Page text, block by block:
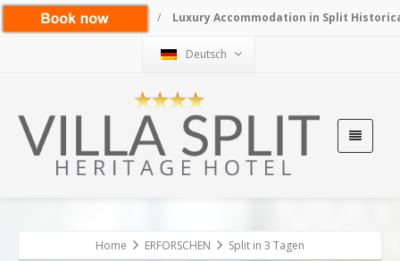
/ Luxury Accommodation in Split
Deutsch
Home ERFORSCHEN Split in 3 Tagen